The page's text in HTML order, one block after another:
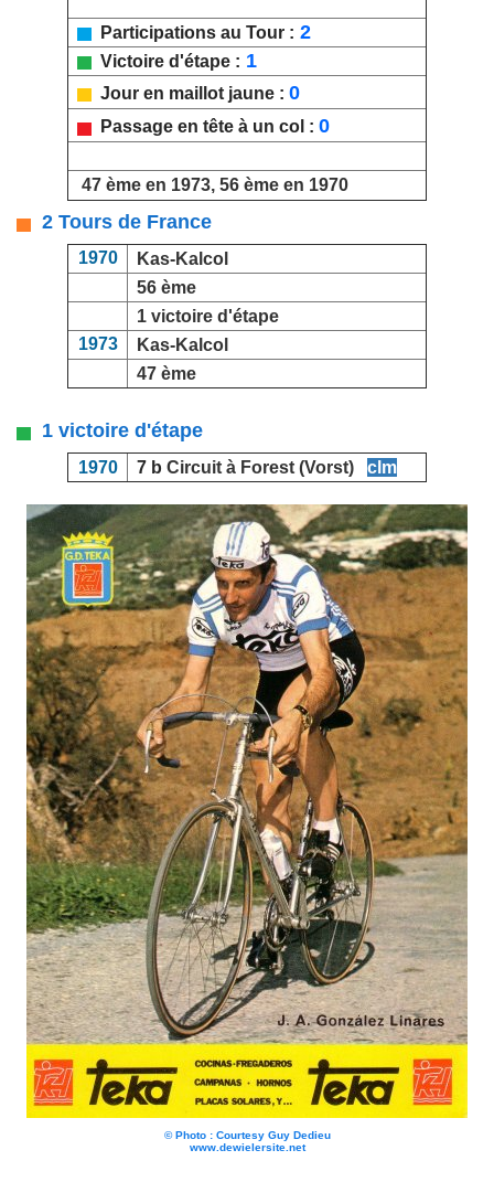
Participations au Tour : 2
Victoire d'étape : 1
Jour en maillot jaune : 0
Passage en tête à un col : 0
47 ème en 1973, 56 ème en 1970
2 Tours de France
1970
Kas-Kalcol
56 ème
1 victoire d'étape
1973
Kas-Kalcol
47 ème
1 victoire d'étape
1970 7 b Circuit à Forest (Vorst) clm
© Photo : Courtesy Guy Dedieu
www.dewielersite.net